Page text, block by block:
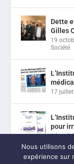
Dette
Gilles
19
Société
17
pour
14 avril
Nous utilisons
expérience sur